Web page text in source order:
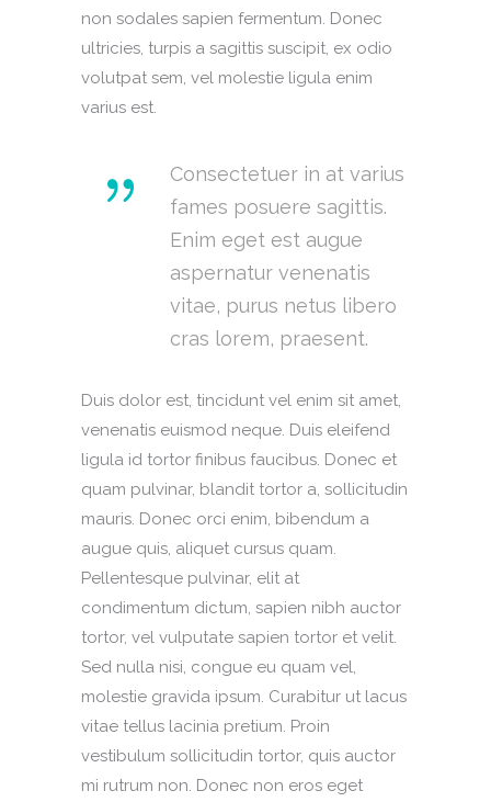
non sodales sapien fermentum. Donec
ultricies, turpis a sagittis suscipit, ex odio
volutpat sem, vel molestie ligula enim
varius est.
Consectetuer in at varius
fames posuere sagittis.
Enim eget est augue
aspernatur venenatis
vitae, purus netus libero
cras lorem, praesent.
Duis dolor est, tincidunt vel enim sit amet,
venenatis euismod neque. Duis eleifend
ligula id tortor finibus faucibus. Donec et
quam pulvinar, blandit tortor a, sollicitudin
mauris. Donec orci enim, bibendum a
augue quis, aliquet cursus quam.
Pellentesque pulvinar, elit at
condimentum dictum, sapien nibh auctor
tortor, vel vulputate sapien tortor et velit.
Sed nulla nisi, congue eu quam vel,
molestie gravida ipsum. Curabitur ut lacus
vitae tellus lacinia pretium. Proin
vestibulum sollicitudin tortor, quis auctor
mi rutrum non. Donec non eros eget